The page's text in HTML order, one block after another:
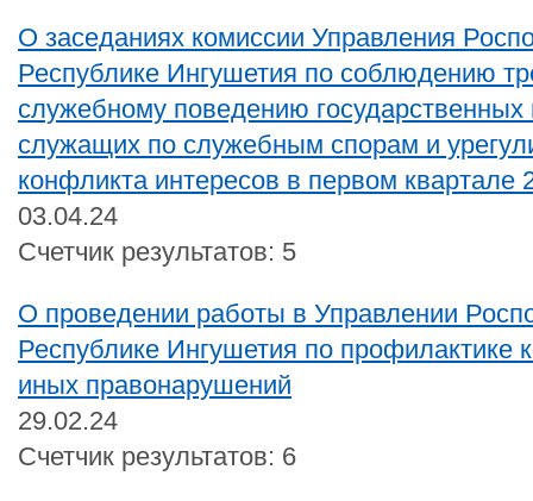
О заседаниях комиссии Управления
Республике Ингушетия по соблюдению
служебному поведению государственных
служащих по служебным спорам и
конфликта интересов в первом квартале
03.04.24
Счетчик результатов: 5
О проведении работы в Управлении
Республике Ингушетия по профилактике
иных правонарушений
29.02.24
Счетчик результатов: 6